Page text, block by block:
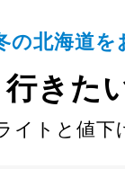
の北海道を
きた
イトと値下